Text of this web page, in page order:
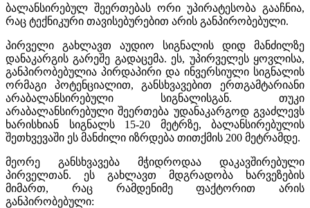
ბალანსირებულ შეერთებას ორი უპირატესობა გააჩნია,
რაც ტექნიკური თავისებურებით არის განპირობებული.
პირველი გახლავთ აუდიო სიგნალის დიდ მანძილზე
დანაკარგის გარეშე გადაცემა. ეს, უპირველეს ყოვლისა,
განპირობებულია პირდაპირი და ინვერსიული სიგნალის
ორმაგი პოტენციალით, განსხვავებით ერთგამტარიანი
არაბალანსირებული სიგნალისგან. თუკი
არაბალანსირებული შეერთება უდანაკარგოდ გვაძლევს
ხარისხიან სიგნალს 15-20 მეტრზე, ბალანსირებულის
შეთხვევაში ეს მანძილი იზრდება თითქმის 200 მეტრამდე.
მეორე განსხვავება მჭიდროდაა დაკავშირებული
პირველთან. ეს გახლავთ მდგრადობა ხარვეზების
მიმართ, რაც რამდენიმე ფაქტორით არის
განპირობებული: